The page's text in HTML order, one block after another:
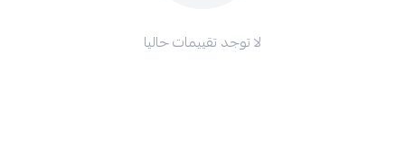
لا توجد تقييمات حاليا